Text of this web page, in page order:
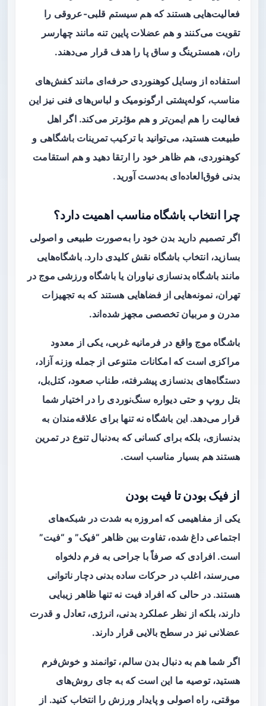
فعالیت‌هایی هستند که هم سیستم قلبی‌-عروقی را
تقویت می‌کنند و هم عضلات پایین تنه مانند چهارسر
ران، همسترینگ و ساق پا را هدف قرار می‌دهند.
استفاده از وسایل کوهنوردی حرفه‌ای مانند کفش‌های
مناسب، کوله‌پشتی ارگونومیک و لباس‌های فنی نیز این
فعالیت را هم ایمن‌تر و هم مؤثرتر می‌کند. اگر اهل
طبیعت هستید، می‌توانید با ترکیب تمرینات باشگاهی و
کوهنوردی، هم ظاهر خود را ارتقا دهید و هم استقامت
بدنی فوق‌العاده‌ای به‌دست آورید.
چرا انتخاب باشگاه مناسب اهمیت دارد؟
اگر تصمیم دارید بدن خود را به‌صورت طبیعی و اصولی
بسازید، انتخاب باشگاه نقش کلیدی دارد. باشگاه‌هایی
مانند باشگاه بدنسازی نیاوران یاباشگاه ورزشی موج در
تهران، نمونه‌هایی از فضاهایی هستند که به تجهیزات
مدرن و مربیان تخصصی مجهز شده‌اند.
باشگاه موج واقع در فرمانیه غربی، یکی از معدود
مراکزی است که امکانات متنوعی از جمله وزنه آزاد،
دستگاه‌های بدنسازی پیشرفته، طناب صعود، کتل‌بل،
بتل روپ و حتی دیواره سنگ‌نوردی را در اختیار شما
قرار می‌دهد. این باشگاه نه تنها برای علاقه‌مندان به
بدنسازی، بلکه برای کسانی که به‌دنبال تنوع در تمرین
هستند هم بسیار مناسب است.
از فیک بودن تا فیت بودن
یکی از مفاهیمی که امروزه به شدت در شبکه‌های
اجتماعی داغ شده، تفاوت بین ظاهر “فیک” و “فیت”
است. افرادی که صرفاً با جراحی به فرم دلخواه
می‌رسند، اغلب در حرکات ساده بدنی دچار ناتوانی
هستند. در حالی که افراد فیت نه تنها ظاهر زیبایی
دارند، بلکه از نظر عملکرد بدنی، انرژی، تعادل و قدرت
عضلانی نیز در سطح بالایی قرار دارند.
اگر شما هم به دنبال بدن سالم، توانمند و خوش‌فرم
هستید، توصیه ما این است که به جای روش‌های
موقتی، راه اصولی و پایدار ورزش را انتخاب کنید. از